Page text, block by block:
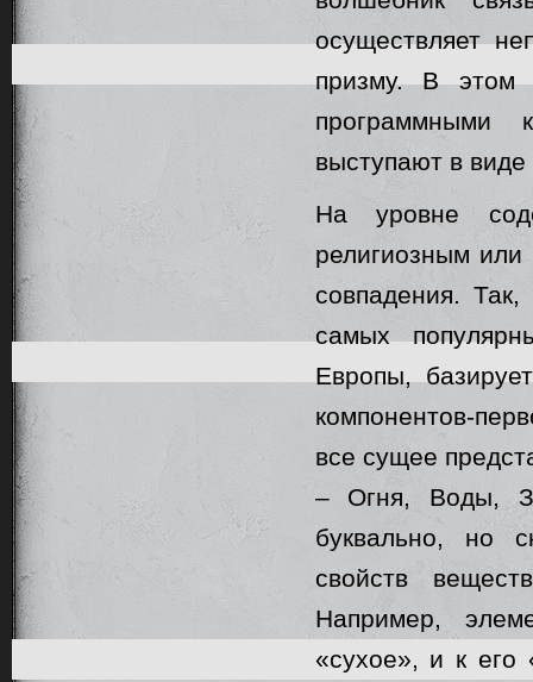
осуществляет
призму. В этом
программными
выступают в
На уровне
религиозным
совпадения.
самых
Европы,
компонентов-
все сущее
– Огня, Воды,
буквально, но
свойств
Например,
«сухое», и к его